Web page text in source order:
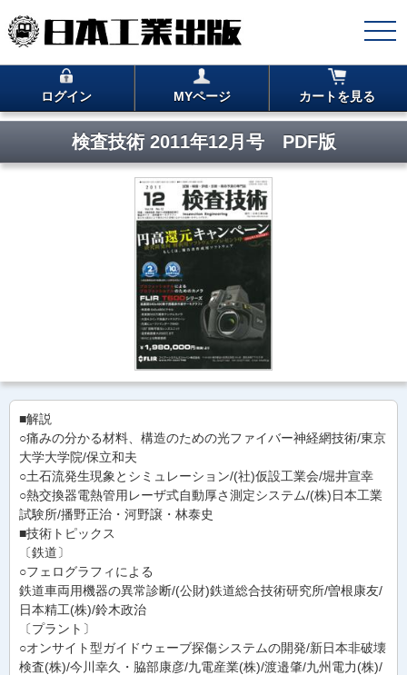
ログイン MYページ カートを見る
検査技術 2011年12月号 PDF版
■解説
○痛みの分かる材料、構造のための光ファイバー神経網技術/東京
大学大学院/保立和夫
○土石流発生現象とシミュレーション/(社)仮設工業会/堀井宣幸
○熱交換器電熱管用レーザ式自動厚さ測定システム/(株)日本工業
試験所/播野正治・河野譲・林泰史
■技術トピックス
〔鉄道〕
○フェログラフィによる
鉄道車両用機器の異常診断/(公財)鉄道総合技術研究所/曽根康友/
日本精工(株)/鈴木政治
〔プラント〕
○オンサイト型ガイドウェーブ探傷システムの開発/新日本非破壊
検査(株)/今川幸久・脇部康彦/九電産業(株)/渡邉肇/九州電力(株)/